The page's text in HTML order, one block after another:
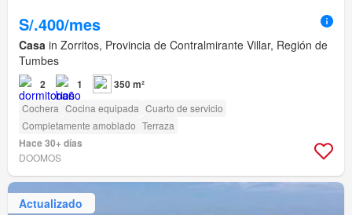
S/.400/mes
Casa in Zorritos, Provincia de Contralmirante Villar, Región de
Tumbes
2 1 350 m²
Cochera Cocina equipada Cuarto de servicio
Completamente amoblado Terraza
Hace 30+ días
DOOMOS
Actualizado